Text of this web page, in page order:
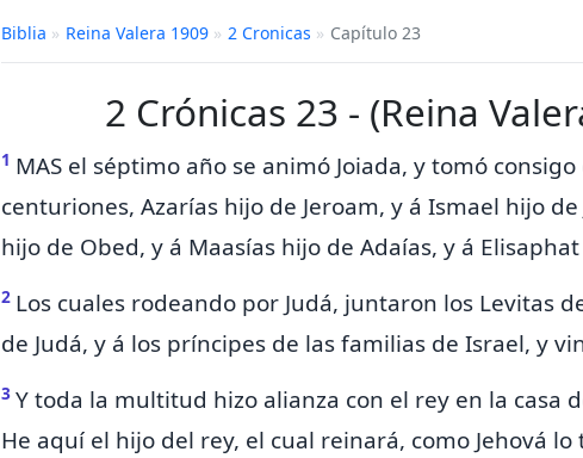
Biblia » Reina Valera 1909 » 2 Cronicas » Capítulo 23
2 Crónicas 23 - (Reina
1 MAS el séptimo año se animó Joiada, y tomó
centuriones, Azarías hijo de Jeroam, y á Ismael hijo de
hijo de Obed, y á Maasías hijo de Adaías, y á
2 Los cuales rodeando por Judá, juntaron los Levitas
de Judá, y á los príncipes de las familias de Israel, y
3 Y toda la multitud hizo alianza con el rey en la casa
He aquí el hijo del rey, el cual reinará, como Jehová lo